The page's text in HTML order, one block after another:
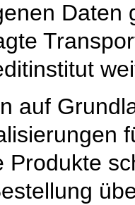
Daten
auf
Produkte